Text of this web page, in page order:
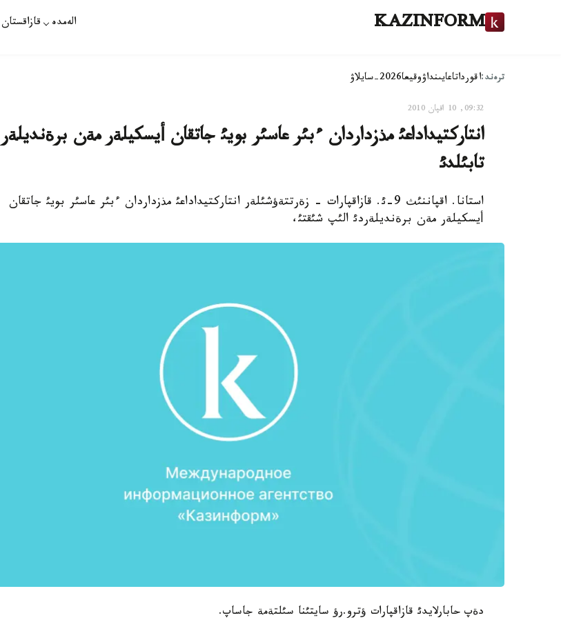
KAZINFORM الەمدە قازاقستان
ترەند:اقورداتاعايىنداۋوقيعا2026-سايلاۋ
09:32, 10 اقپان 2010
انتاركتيداداعئ مذزداردان ءبئر عاسئر بويئ جاتقان أيسكيلةر مةن برةنديلةر
تابئلدئ
استانا. اقپاننئث 9-ئ. قازاقپارات - زةرتتةؤشئلةر انتاركتيداداعئ مذزداردان ءبئر عاسئر بويئ جاتقان
أيسكيلةر مةن برةنديلةردئ الئپ شئقتئ،
دةپ حابارلايدئ قازاقپارات ؤترو.رؤ سايتئنا سئلتةمة جاساپ.